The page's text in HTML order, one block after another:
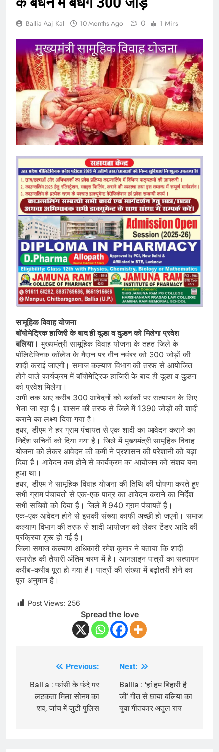
Ballia Aaj Kal 10 Months Ago 0 1 Mins
सामूहिक विवाह योजना
बॉयोमेट्रिक हाजिरी के बाद ही दूल्हा व दुल्हन को मिलेगा प्रवेश
बलिया। मुख्यमंत्री सामूहिक विवाह योजना के तहत जिले के
पॉलिटेक्निक कॉलेज के मैदान पर तीन नवंबर को 300 जोड़ों की
शादी कराई जाएगी। समाज कल्याण विभाग की तरफ से आयोजित
होने वाले कार्यक्रम में बॉयोमेट्रिक हाजिरी के बाद ही दूल्हा व दुल्हन
को प्रवेश मिलेगा।
अभी तक आए करीब 300 आवेदनों को ब्लॉकों पर सत्यापन के लिए
भेजा जा रहा है। शासन की तरफ से जिले में 1390 जोड़ों की शादी
कराने का लक्ष्य दिया गया है।
इधर, डीएम ने हर ग्राम पंचायत से एक शादी का आवेदन कराने का
निर्देश सचिवों को दिया गया है। जिले में मुख्यमंत्री सामूहिक विवाह
योजना को लेकर आवेदन की कमी ने प्रशासन की परेशानी को बढ़ा
दिया है। आवेदन कम होने से कार्यक्रम का आयोजन को संशय बना
हुआ था।
इधर, डीएम ने सामूहिक विवाह योजना की तिथि की घोषणा करते हुए
सभी ग्राम पंचायतों से एक-एक पात्र का आवेदन कराने का निर्देश
सभी सचिवों को दिया है। जिले में 940 ग्राम पंचायतें हैं।
एक-एक आवेदन होने से इसकी संख्या काफी अच्छी हो जएगी। समाज
कल्याण विभाग की तरफ से शादी आयोजन को लेकर टेंडर आदि की
प्रक्रिया शुरू हो गई है।
जिला समाज कल्याण अधिकारी रमेश कुमार ने बताया कि शादी
समारोह की तैयारी अंतिम चरण में है। आनलाइन पात्रों का सत्यापन
करीब-करीब पूरा हो गया है। पात्रों की संख्या में बढ़ोतरी होने का
पूरा अनुमान है।
Post Views: 256
Spread the love
navigation
Previous:
Ballia : फांसी के फंदे पर
लटकता मिला सोनम का
शव, जांच में जुटी पुलिस
Next:
Ballia : ‘हां हम बिहारी है
जी‘ गीत से छाया बलिया का
युवा गीतकार अतुल राय